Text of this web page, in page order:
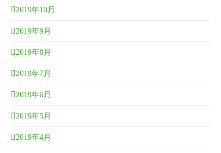
2019年10月
2019年9月
2019年8月
2019年7月
2019年6月
2019年5月
2019年4月